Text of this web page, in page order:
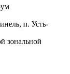
п. Усть-
зональной